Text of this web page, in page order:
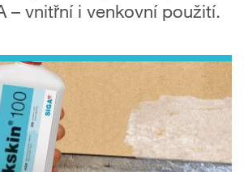
– vnitřní i venkovní použití.